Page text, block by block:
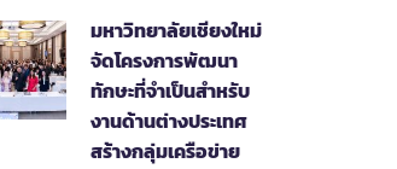
มหาวิทยาลัยเชียงใหม่
จัดโครงการพัฒนา
ทักษะที่จำเป็นสำหรับ
งานด้านต่างประเทศ
สร้างกลุ่มเครือข่าย